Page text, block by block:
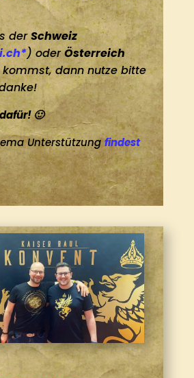
derSchweiz
) oderÖsterreich
dann nutze bitte
dafür! 🙂
Unterstützungfindest